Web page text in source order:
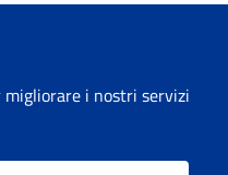
i nostri servizi